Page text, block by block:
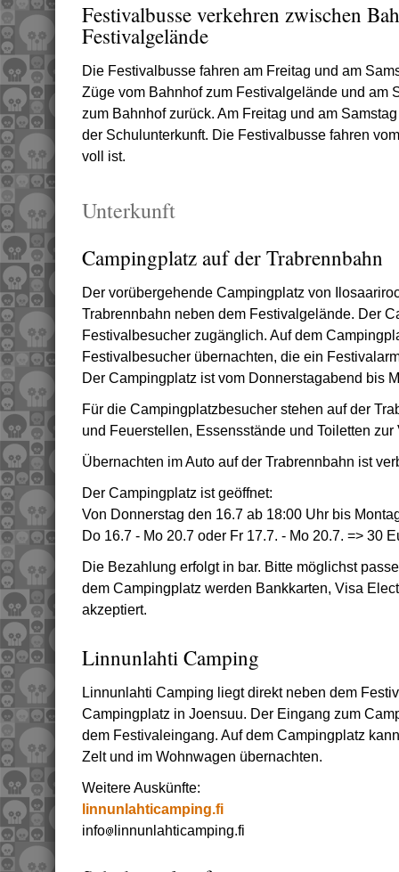
Festivalbusse verkehren zwischen
Festivalgelände
Die Festivalbusse fahren am Freitag und am
Züge vom Bahnhof zum Festivalgelände und am
zum Bahnhof zurück. Am Freitag und am
der Schulunterkunft. Die Festivalbusse fahren
voll ist.
Unterkunft
Campingplatz auf der Trabrennbahn
Der vorübergehende Campingplatz von
Trabrennbahn neben dem Festivalgelände. Der
Festivalbesucher zugänglich. Auf dem
Festivalbesucher übernachten, die ein
Der Campingplatz ist vom Donnerstagabend bis
Für die Campingplatzbesucher stehen auf der
und Feuerstellen, Essensstände und Toiletten zur
Übernachten im Auto auf der Trabrennbahn ist
Der Campingplatz ist geöffnet:
Von Donnerstag den 16.7 ab 18:00 Uhr bis
Do 16.7 - Mo 20.7 oder Fr 17.7. - Mo 20.7. => 30
Die Bezahlung erfolgt in bar. Bitte möglichst
dem Campingplatz werden Bankkarten, Visa
akzeptiert.
Linnunlahti Camping
Linnunlahti Camping liegt direkt neben dem
Campingplatz in Joensuu. Der Eingang zum
dem Festivaleingang. Auf dem Campingplatz
Zelt und im Wohnwagen übernachten.
Weitere Auskünfte:
linnunlahticamping.fi
info
linnunlahticamping.fi